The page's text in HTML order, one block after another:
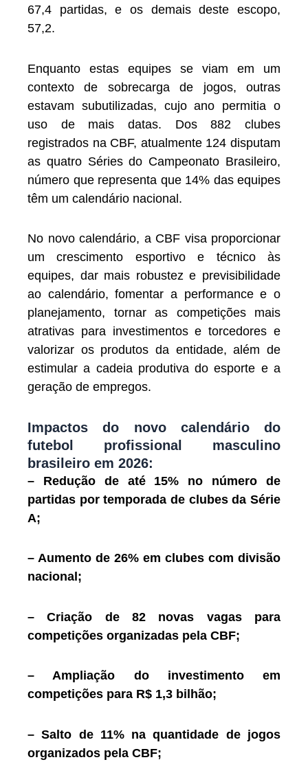
67,4 partidas, e os demais deste escopo,
57,2.
Enquanto estas equipes se viam em um
contexto de sobrecarga de jogos, outras
estavam subutilizadas, cujo ano permitia o
uso de mais datas. Dos 882 clubes
registrados na CBF, atualmente 124 disputam
as quatro Séries do Campeonato Brasileiro,
número que representa que 14% das equipes
têm um calendário nacional.
No novo calendário, a CBF visa proporcionar
um crescimento esportivo e técnico às
equipes, dar mais robustez e previsibilidade
ao calendário, fomentar a performance e o
planejamento, tornar as competições mais
atrativas para investimentos e torcedores e
valorizar os produtos da entidade, além de
estimular a cadeia produtiva do esporte e a
geração de empregos.
Impactos do novo calendário do
futebol profissional masculino
brasileiro em 2026:
– Redução de até 15% no número de
partidas por temporada de clubes da Série
A;
– Aumento de 26% em clubes com divisão
nacional;
– Criação de 82 novas vagas para
competições organizadas pela CBF;
– Ampliação do investimento em
competições para R$ 1,3 bilhão;
– Salto de 11% na quantidade de jogos
organizados pela CBF;